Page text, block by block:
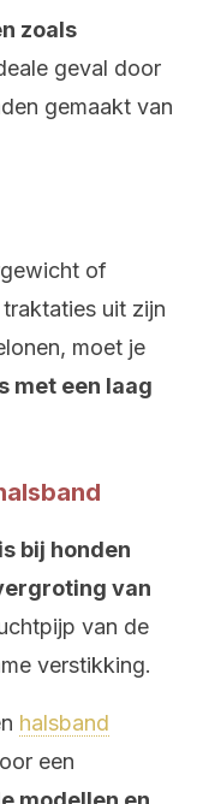
zoals
geval door
gemaakt van
of
uit zijn
moet je
met een laag
bij honden
van
van de
verstikking.
halsband
een